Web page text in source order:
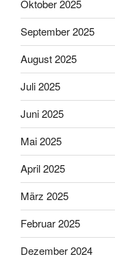
Oktober 2025
September 2025
August 2025
Juli 2025
Juni 2025
Mai 2025
April 2025
März 2025
Februar 2025
Dezember 2024